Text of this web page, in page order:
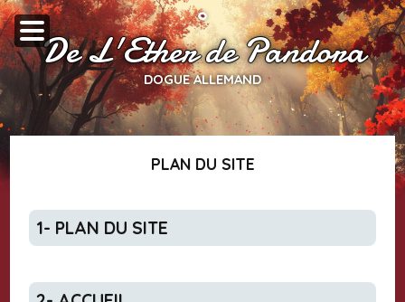
De L'Ether de Pandora
DOGUE ALLEMAND
PLAN DU SITE
1- PLAN DU SITE